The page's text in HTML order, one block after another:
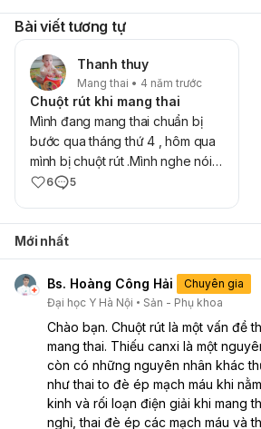
Bài viết tương tự
Thanh thuy
Mang thai • 4 năm trước
Chuột rút khi mang thai
Mình đang mang thai chuẩn bị
bước qua tháng thứ 4 , hôm qua
mình bị chuột rút .Mình nghe nói
chuột rút 3 lần là sinh mà mình bị
mình hỏi nguyên nhân, phòng
ngừa và cách khắc phục ạ?
6 5
Mới nhất
Bs. Hoàng Công Hải
Chuyên gia
Đại học Y Hà Nội
Sản - Phụ khoa
Chào bạn. Chuột rút là một vấn đề
mang thai. Thiếu canxi là một
còn có những nguyên nhân khác
như thai to đè ép mạch máu khi
kinh và rối loạn điện giải khi mang
nghỉ, thai đè ép các mạch máu và